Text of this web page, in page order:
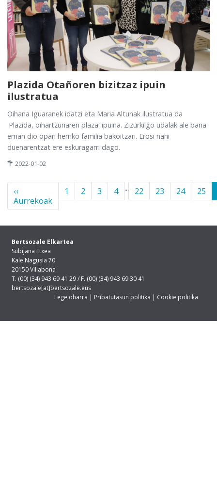
Plazida Otañoren bizitzaz ipuin
ilustratua
Oihana Iguaranek idatzi eta Maria Altunak ilustratua da
'Plazida, oihartzunaren plaza' ipuina. Zizurkilgo udalak ale bana
eman dio opari herriko familia bakoitzari. Erosi nahi
duenarentzat ere eskuragarri dago.
2022-01-02
‹‹
Aurrekoak
1 2 3 4 ... 22 23 24 25
Bertsozale Elkartea
Subijana Etxea
Kale Nagusia 70
20150 Villabona
T. (00) (34) 943 69 41 29 / F. (00) (34) 943 69 30 41
bertsozale[at]bertsozale.eus
Lege oharra | Pribatutasun politika | Cookie politika